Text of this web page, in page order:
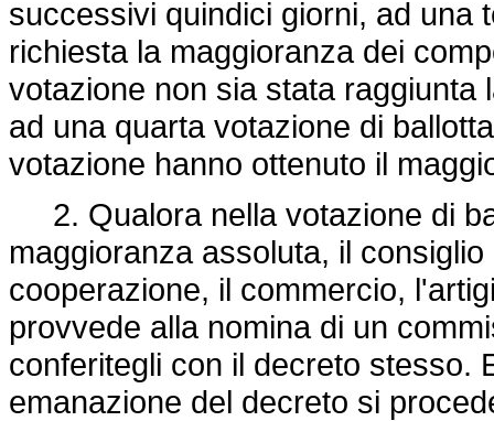
successivi quindici giorni, ad una
richiesta la maggioranza dei
votazione non sia stata
ad una quarta votazione di
votazione hanno ottenuto il
2. Qualora nella votazione di
maggioranza assoluta, il
cooperazione, il commercio,
provvede alla nomina di un
conferitegli con il decreto stesso.
emanazione del decreto si